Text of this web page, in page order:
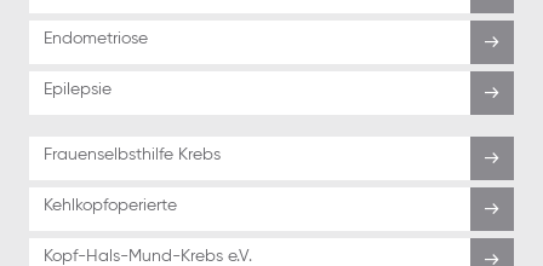
Endometriose
Epilepsie
Frauenselbsthilfe Krebs
Kehlkopfoperierte
Kopf-Hals-Mund-Krebs e.V.